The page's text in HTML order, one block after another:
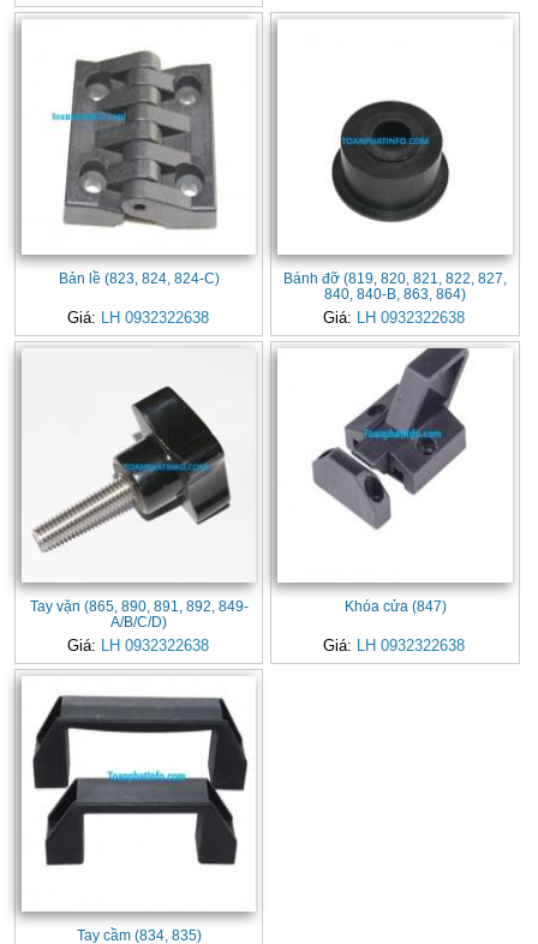
Bản lề (823, 824, 824-C)
Giá: LH 0932322638
Bánh đỡ (819, 820, 821, 822, 827,
840, 840-B, 863, 864)
Giá: LH 0932322638
Tay vặn (865, 890, 891, 892, 849-
A/B/C/D)
Giá: LH 0932322638
Khóa cửa (847)
Giá: LH 0932322638
Tay cầm (834, 835)